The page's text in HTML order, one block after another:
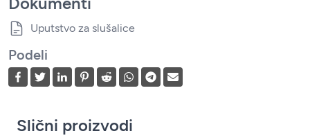
Uputstvo za slušalice
Podeli
Slični proizvodi